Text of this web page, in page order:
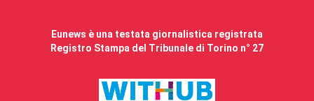
Eunews è una testata giornalistica registrata
Registro Stampa del Tribunale di Torino n° 27